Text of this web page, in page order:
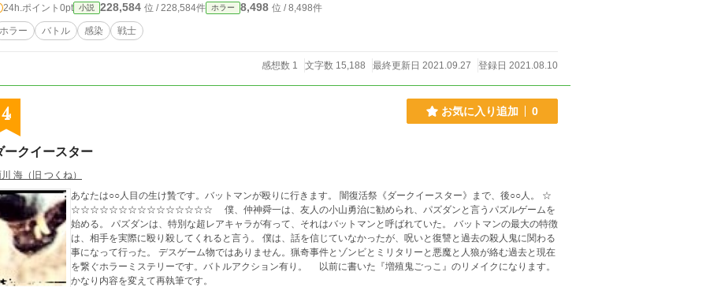
24h.ポイント 0pt 小説 228,584 位 / 228,584件 ホラー 8,498 位 / 8,498件
ホラー バトル 感染 戦士
感想数 1 文字数 15,188 最終更新日 2021.09.27 登録日 2021.08.10
4 お気に入り追加 0
ークイースター
海（旧 つくね）
あなたは○○人目の生け贄です。バットマンが殴りに行きます。 闇復活祭《ダークイースター》まで、後○○人。 ☆
☆☆☆☆☆☆☆☆☆☆☆☆☆☆☆ 僕、仲神舜一は、友人の小山勇治に勧められ、パズダンと言うパズルゲームを
始める。 パズダンは、特別な超レアキャラが有って、それはバットマンと呼ばれていた。 バットマンの最大の特徴
は、相手を実際に殴り殺してくれると言う。 僕は、話を信じていなかったが、呪いと復讐と過去の殺人鬼に関わる
事になって行った。 デスゲーム物ではありません。猟奇事件とゾンビとミリタリーと悪魔と人狼が絡む過去と現在
を繋ぐホラーミステリーです。バトルアクション有り。 以前に書いた『増殖鬼ごっこ』のリメイクになります。
かなり内容を変えて再執筆です。